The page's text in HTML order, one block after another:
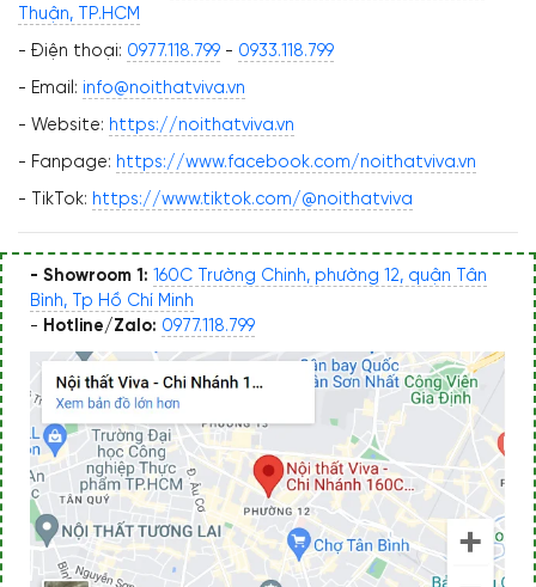
Thuận, TP.HCM
- Điện thoại: 0977.118.799 - 0933.118.799
- Email: info@noithatviva.vn
- Website: https://noithatviva.vn
- Fanpage: https://www.facebook.com/noithatviva.vn
- TikTok: https://www.tiktok.com/@noithatviva
- Showroom 1: 160C Trường Chinh, phường 12, quận Tân
Bình, Tp Hồ Chí Minh
- Hotline/Zalo: 0977.118.799